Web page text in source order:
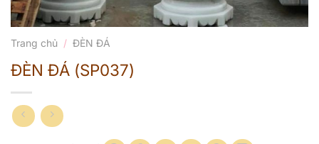
Trang chủ / ĐÈN ĐÁ
ĐÈN ĐÁ (SP037)